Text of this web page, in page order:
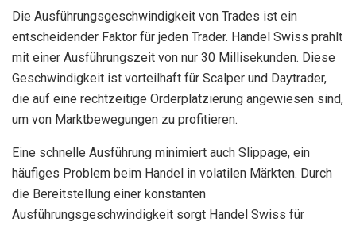
Die Ausführungsgeschwindigkeit von Trades ist ein
entscheidender Faktor für jeden Trader. Handel Swiss prahlt
mit einer Ausführungszeit von nur 30 Millisekunden. Diese
Geschwindigkeit ist vorteilhaft für Scalper und Daytrader,
die auf eine rechtzeitige Orderplatzierung angewiesen sind,
um von Marktbewegungen zu profitieren.
Eine schnelle Ausführung minimiert auch Slippage, ein
häufiges Problem beim Handel in volatilen Märkten. Durch
die Bereitstellung einer konstanten
Ausführungsgeschwindigkeit sorgt Handel Swiss für